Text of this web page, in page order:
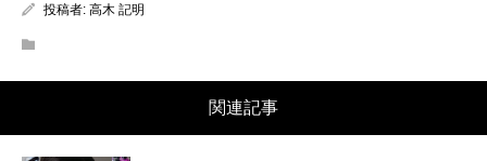
投稿者: 高木 記明
関連記事